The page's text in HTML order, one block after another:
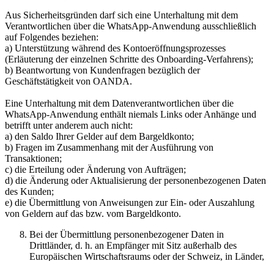
Aus Sicherheitsgründen darf sich eine Unterhaltung mit dem
Verantwortlichen über die WhatsApp-Anwendung ausschließlich
auf Folgendes beziehen:
a) Unterstützung während des Kontoeröffnungsprozesses
(Erläuterung der einzelnen Schritte des Onboarding-Verfahrens);
b) Beantwortung von Kundenfragen bezüglich der
Geschäftstätigkeit von OANDA.
Eine Unterhaltung mit dem Datenverantwortlichen über die
WhatsApp-Anwendung enthält niemals Links oder Anhänge und
betrifft unter anderem auch nicht:
a) den Saldo Ihrer Gelder auf dem Bargeldkonto;
b) Fragen im Zusammenhang mit der Ausführung von
Transaktionen;
c) die Erteilung oder Änderung von Aufträgen;
d) die Änderung oder Aktualisierung der personenbezogenen Daten
des Kunden;
e) die Übermittlung von Anweisungen zur Ein- oder Auszahlung
von Geldern auf das bzw. vom Bargeldkonto.
Bei der Übermittlung personenbezogener Daten in
Drittländer, d. h. an Empfänger mit Sitz außerhalb des
Europäischen Wirtschaftsraums oder der Schweiz, in Länder,